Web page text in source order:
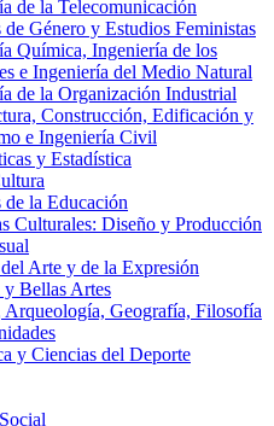
de la Telecomunicación
de Género y Estudios Feministas
Química, Ingeniería de los
e Ingeniería del Medio Natural
de la Organización Industrial
Construcción, Edificación y
e Ingeniería Civil
y Estadística
de la Educación
Culturales: Diseño y Producción
Arte y de la Expresión
Bellas Artes
Arqueología, Geografía, Filosofía
y Ciencias del Deporte